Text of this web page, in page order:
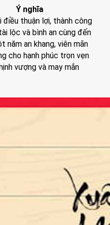
Ý nghĩa
điều thuận lợi, thành công
lộc và bình an cùng đến
năm an khang, viên mãn
cho hạnh phúc trọn vẹn
vượng và may mắn